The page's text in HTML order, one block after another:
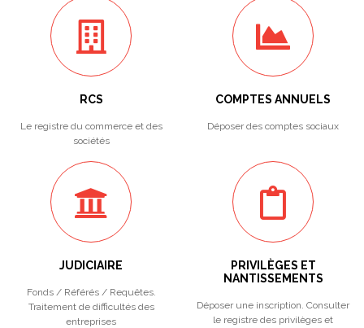
RCS
Le registre du commerce et des
sociétés
COMPTES ANNUELS
Déposer des comptes sociaux
JUDICIAIRE
Fonds / Référés / Requêtes.
Traitement de difficultés des
entreprises
PRIVILÈGES ET
NANTISSEMENTS
Déposer une inscription. Consulter
le registre des privilèges et